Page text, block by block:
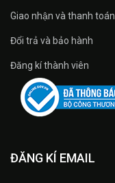
Giao nhận và thanh toán
Đổi trả và bảo hành
Đăng kí thành viên
ĐĂNG KÍ EMAIL